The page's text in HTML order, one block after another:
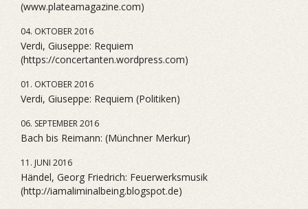
(www.plateamagazine.com)
04. OKTOBER 2016
Verdi, Giuseppe: Requiem
(https://concertanten.wordpress.com)
01. OKTOBER 2016
Verdi, Giuseppe: Requiem (Politiken)
06. SEPTEMBER 2016
Bach bis Reimann: (Münchner Merkur)
11. JUNI 2016
Händel, Georg Friedrich: Feuerwerksmusik
(http://iamaliminalbeing.blogspot.de)